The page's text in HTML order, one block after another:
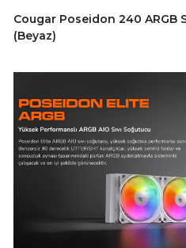
Cougar Poseidon 240 ARGB
(Beyaz)